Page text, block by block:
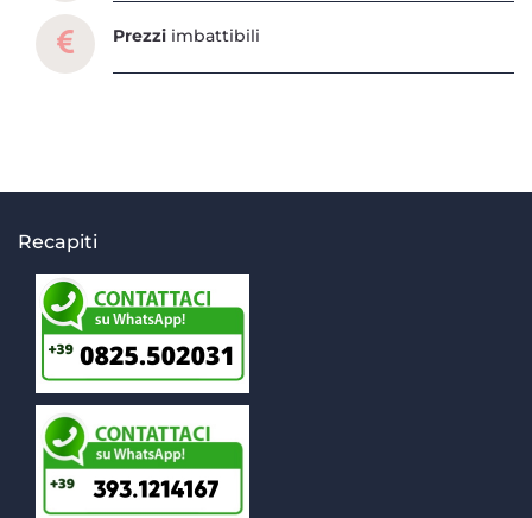
Prezzi imbattibili
Recapiti